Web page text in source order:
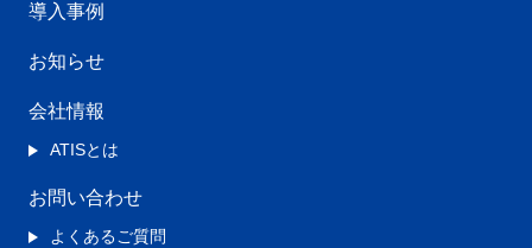
導入事例
お知らせ
会社情報
ATISとは
お問い合わせ
よくあるご質問